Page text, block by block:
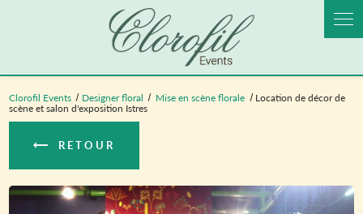
Clorofil Events Designer floral Mise en scène florale Location de décor de
scène et salon d'exposition Istres
RETOUR
Panneau de gestion des cookies